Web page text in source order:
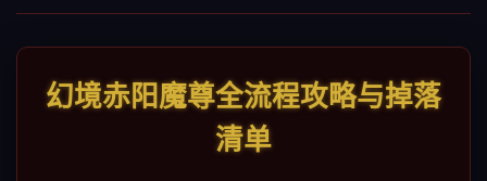
幻境赤阳魔尊全流程攻略与掉落
清单